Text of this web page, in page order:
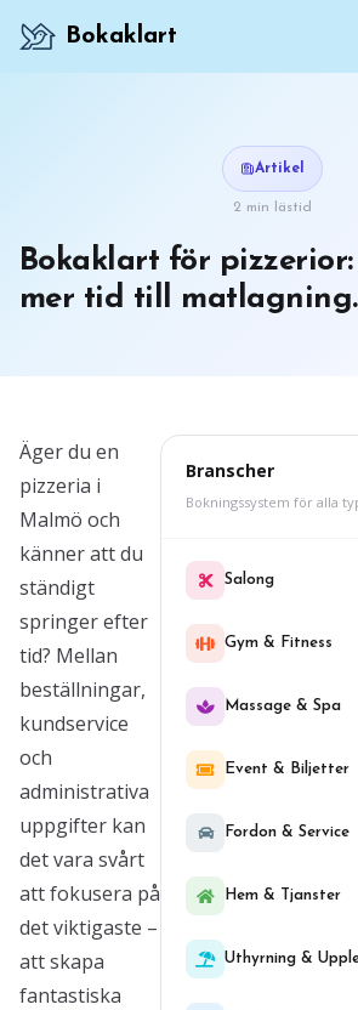
Bokaklart
Artikel
2 min lästid
Bokaklart för
mer tid till
Äger du en
pizzeria i
Malmö och
känner att du
ständigt
springer efter
tid? Mellan
beställningar,
kundservice
och
administrativa
uppgifter kan
det vara svårt
att fokusera på
det viktigaste –
att skapa
fantastiska
Branscher
Bokningssystem för alla
Salong
Gym & Fitness
Massage & Spa
Event & Biljetter
Fordon & Service
Hem & Tjanster
Uthyrning &